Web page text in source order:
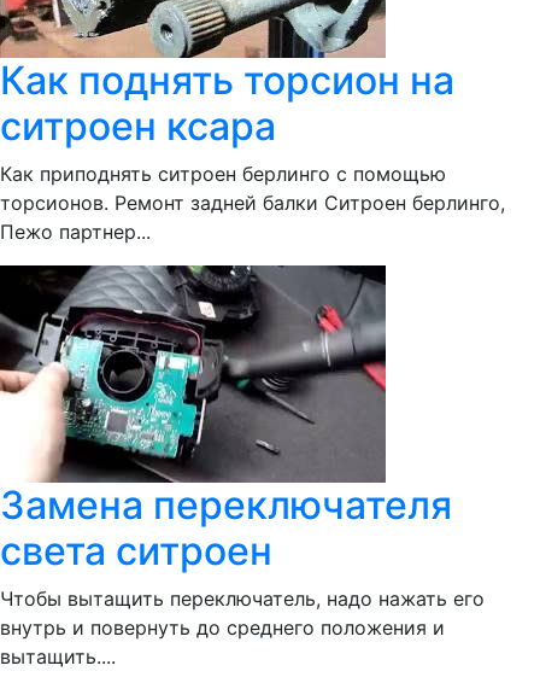
Как поднять торсион на
ситроен ксара
Как приподнять ситроен берлинго с помощью
торсионов. Ремонт задней балки Ситроен берлинго,
Пежо партнер...
Замена переключателя
света ситроен
Чтобы вытащить переключатель, надо нажать его
внутрь и повернуть до среднего положения и
вытащить....